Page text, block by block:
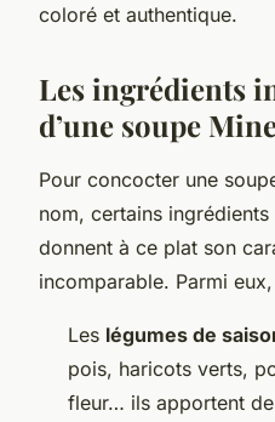
coloré et authentique.
Les ingrédients
d’une soupe
Pour concocter une
nom, certains
donnent à ce plat son
incomparable. Parmi
Les légumes de
pois, haricots verts,
fleur… ils apportent